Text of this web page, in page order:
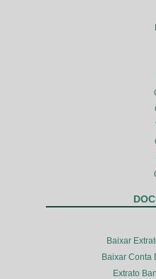
Baixar
Baixar Conta
Extrato